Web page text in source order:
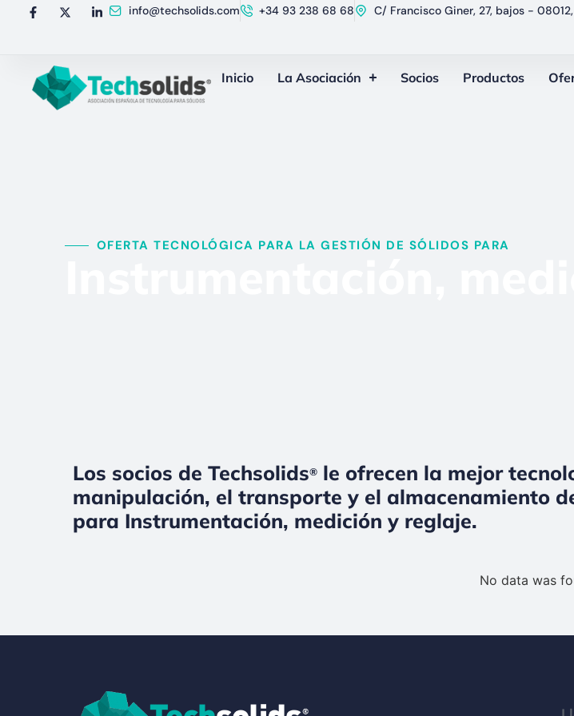
info@techsolids.com +34 93 238 68 68 C/ Francisco Giner, 27, bajos -
Inicio La Asociación Socios Productos
OFERTA TECNOLÓGICA PARA LA GESTIÓN DE SÓLIDOS PARA​
Los socios de Techsolids®le ofrecen la mejor
manipulación, el transporte y el almacenamiento
para Instrumentación, medición y reglaje.
No data was